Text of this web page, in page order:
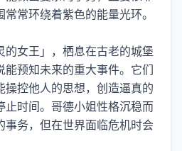
常环绕着紫色的能量光环。
的女王」，栖息在古老的城堡
能预知未来的重大事件。它们
操控他人的思想，创造逼真的
止时间。哥德小姐性格沉稳而
事务，但在世界面临危机时会